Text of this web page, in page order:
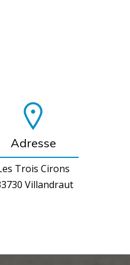
Adresse
Trois Cirons
Villandraut